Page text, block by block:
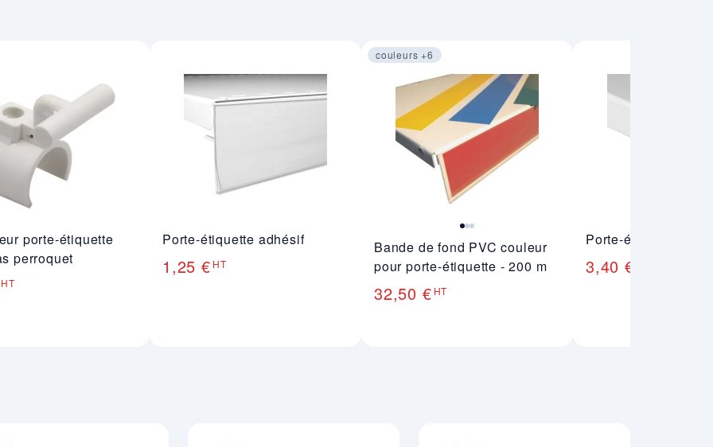
porte-étiquette
perroquet
HT
Porte-étiquette adhésif
1,25 € HT
couleurs +6
Image 1 sur 3
Bande de fond PVC couleur
pour porte-étiquette - 200 m
32,50 € HT
Porte-étiquette
3,40 €